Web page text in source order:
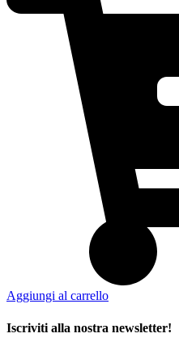
Aggiungi al carrello
Iscriviti alla nostra newsletter!